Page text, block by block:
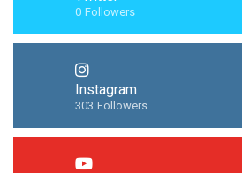
0 Followers
Instagram
303 Followers